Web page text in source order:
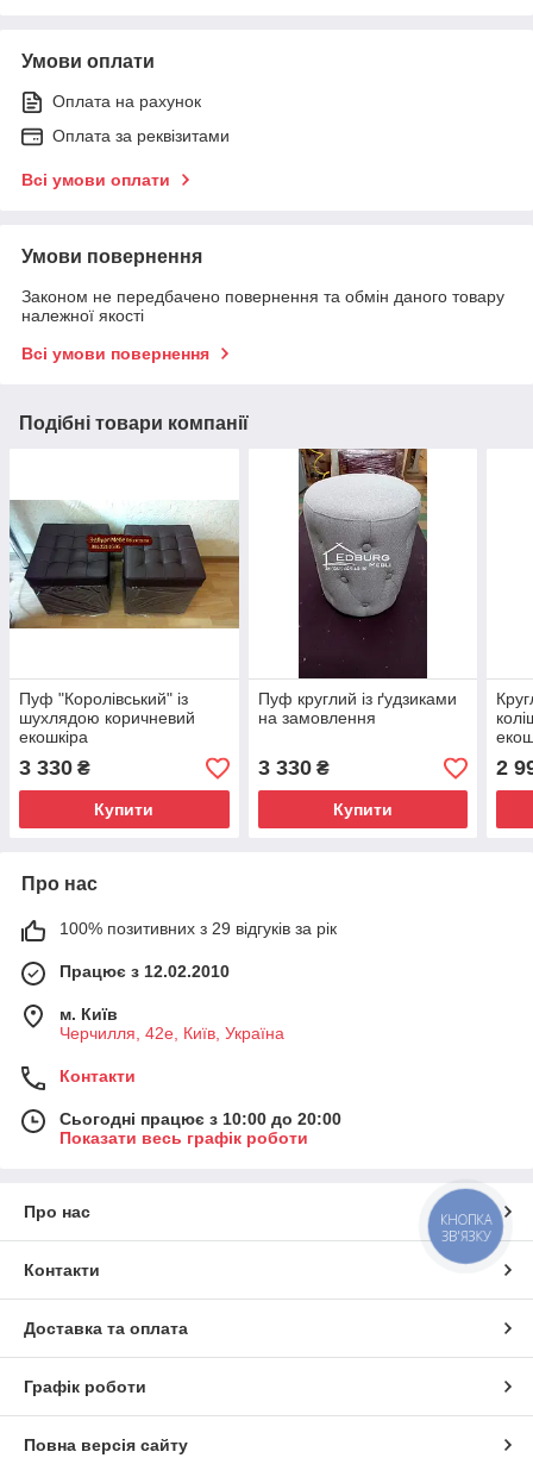
Умови оплати
Оплата на рахунок
Оплата за реквізитами
Всі умови оплати
Умови повернення
Законом не передбачено повернення та обмін даного товару
належної якості
Всі умови повернення
Подібні товари компанії
Пуф "Королівський" із
шухлядою коричневий
екошкіра
3 330 ₴
Купити
Пуф круглий із ґудзиками
на замовлення
3 330₴
Купити
2
Про нас
100% позитивних з 29 відгуків за рік
Працює з 12.02.2010
м. Київ
Черчилля, 42е, Київ, Україна
Контакти
Сьогодні працює з 10:00 до 20:00
Показати весь графік роботи
Про нас
Контакти
Доставка та оплата
Графік роботи
Повна версія сайту
КНОПКА
ЗВ'ЯЗКУ